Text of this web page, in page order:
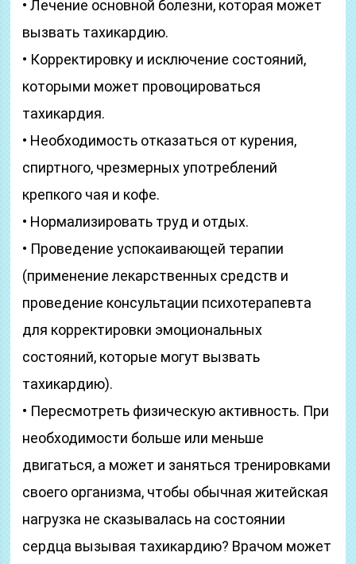
• Лечение основной болезни, которая может
вызвать тахикардию.
• Корректировку и исключение состояний,
которыми может провоцироваться
тахикардия.
• Необходимость отказаться от курения,
спиртного, чрезмерных употреблений
крепкого чая и кофе.
• Нормализировать труд и отдых.
• Проведение успокаивающей терапии
(применение лекарственных средств и
проведение консультации психотерапевта
для корректировки эмоциональных
состояний, которые могут вызвать
тахикардию).
• Пересмотреть физическую активность. При
необходимости больше или меньше
двигаться, а может и заняться тренировками
своего организма, чтобы обычная житейская
нагрузка не сказывалась на состоянии
сердца вызывая тахикардию? Врачом может